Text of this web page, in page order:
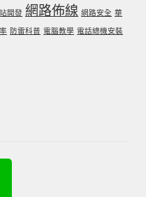
開發 網路佈線 網路安全 華
防雷科普 電腦教學 電話總機安裝